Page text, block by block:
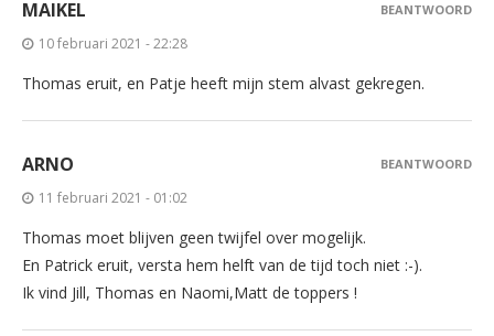
MAIKEL
10 februari 2021 - 22:28
Thomas eruit, en Patje heeft mijn stem alvast gekregen.
BEANTWOORD
ARNO
11 februari 2021 - 01:02
Thomas moet blijven geen twijfel over mogelijk.
En Patrick eruit, versta hem helft van de tijd toch niet :-).
Ik vind Jill, Thomas en Naomi,Matt de toppers !
BEANTWOORD